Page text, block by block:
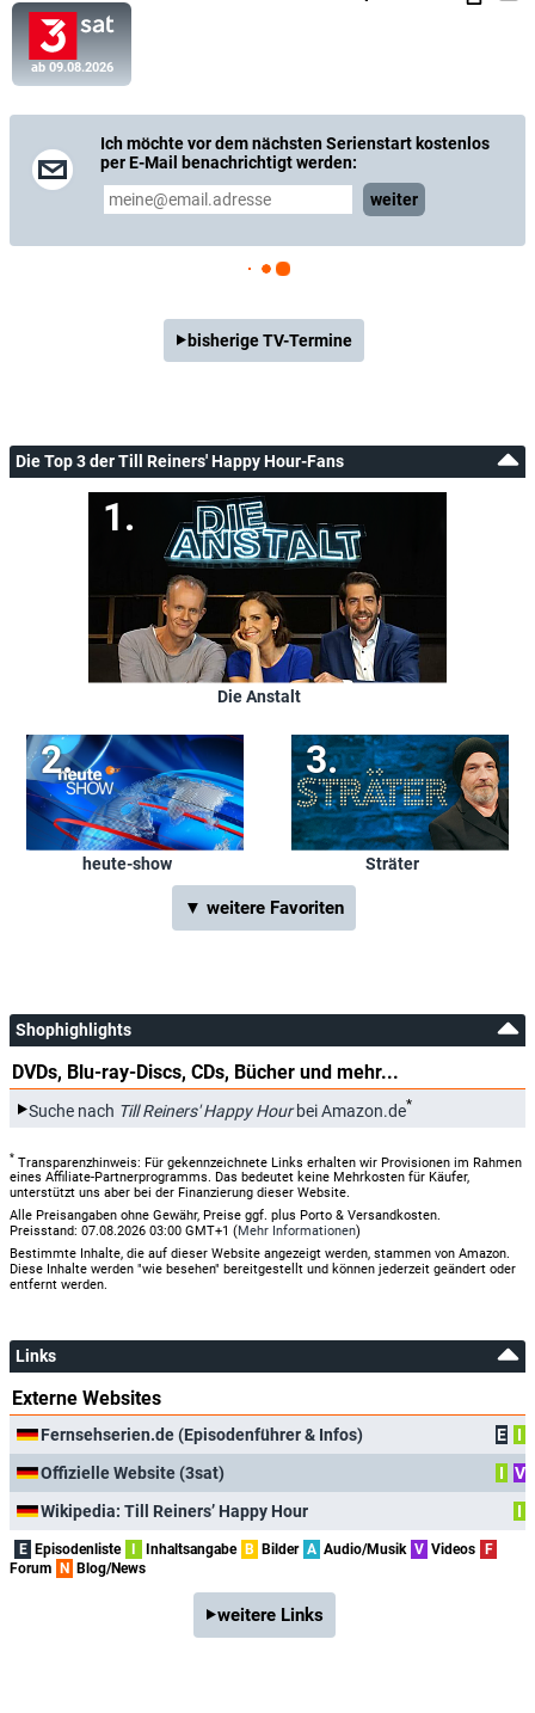
ab 09.08.2026
Ich möchte vor dem nächsten Serienstart kostenlos
per E-Mail benachrichtigt werden:
weiter
bisherige TV-Termine
Die Top 3 der Till Reiners' Happy Hour-Fans
Die Anstalt
heute-show Sträter
▼ weitere Favoriten
Shophighlights
DVDs, Blu-ray-Discs, CDs, Bücher und mehr...
Suche nach Till Reiners' Happy Hourbei Amazon.de*
* Transparenzhinweis: Für gekennzeichnete Links erhalten wir Provisionen im Rahmen
eines Affiliate-Partnerprogramms. Das bedeutet keine Mehrkosten für Käufer,
unterstützt uns aber bei der Finanzierung dieser Website.
Alle Preisangaben ohne Gewähr, Preise ggf. plus Porto & Versandkosten.
Preisstand: 07.08.2026 03:00 GMT+1 (Mehr Informationen)
Bestimmte Inhalte, die auf dieser Website angezeigt werden, stammen von Amazon.
Diese Inhalte werden "wie besehen" bereitgestellt und können jederzeit geändert oder
entfernt werden.
Links
Externe Websites
Fernsehserien.de (Episodenführer & Infos) E
I
Offizielle Website (3sat)
I
V
Wikipedia: Till Reiners’ Happy Hour
I
E Episodenliste Inhaltsangabe B Bilder A Audio/Musik V Videos
F
Forum
N Blog/News
weitere Links